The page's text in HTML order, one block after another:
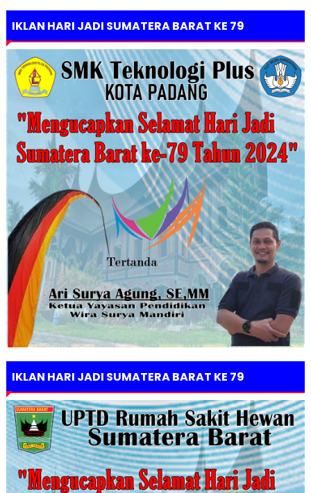
IKLAN HARI JADI SUMATERA BARAT KE 79
IKLAN HARI JADI SUMATERA BARAT KE 79